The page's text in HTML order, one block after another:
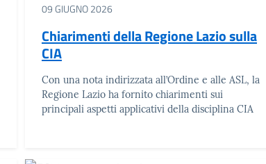
09 GIUGNO 2026
Chiarimenti della Regione Lazio sulla
CIA
Con una nota indirizzata all’Ordine e alle ASL, la
Regione Lazio ha fornito chiarimenti sui
principali aspetti applicativi della disciplina CIA